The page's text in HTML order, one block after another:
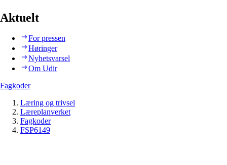
Aktuelt
For pressen
Høringer
Nyhetsvarsel
Om Udir
Fagkoder
Læring og trivsel
Læreplanverket
Fagkoder
FSP6149